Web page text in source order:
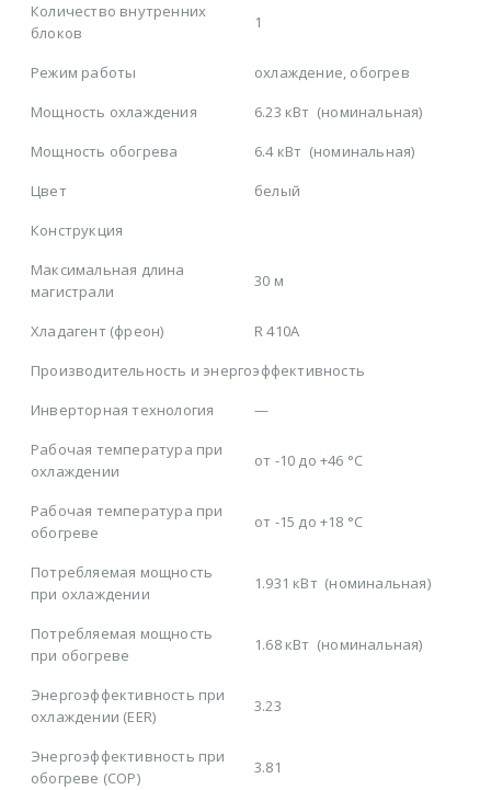
Количество внутренних
блоков
1
Режим работы
охлаждение, обогрев
Мощность охлаждения
6.23 кВт (номинальная)
Мощность обогрева
6.4 кВт (номинальная)
Цвет
белый
Конструкция
Максимальная длина
магистрали
30 м
Хладагент (фреон)
R 410A
Производительность и энергоэффективность
Инверторная технология
—
Рабочая температура при
охлаждении
от -10 до +46 °C
Рабочая температура при
обогреве
от -15 до +18 °C
Потребляемая мощность
при охлаждении
1.931 кВт(номинальная)
Потребляемая мощность
при обогреве
1.68 кВт (номинальная)
Энергоэффективность при
охлаждении (EER)
3.23
Энергоэффективность при
обогреве (COP)
3.81